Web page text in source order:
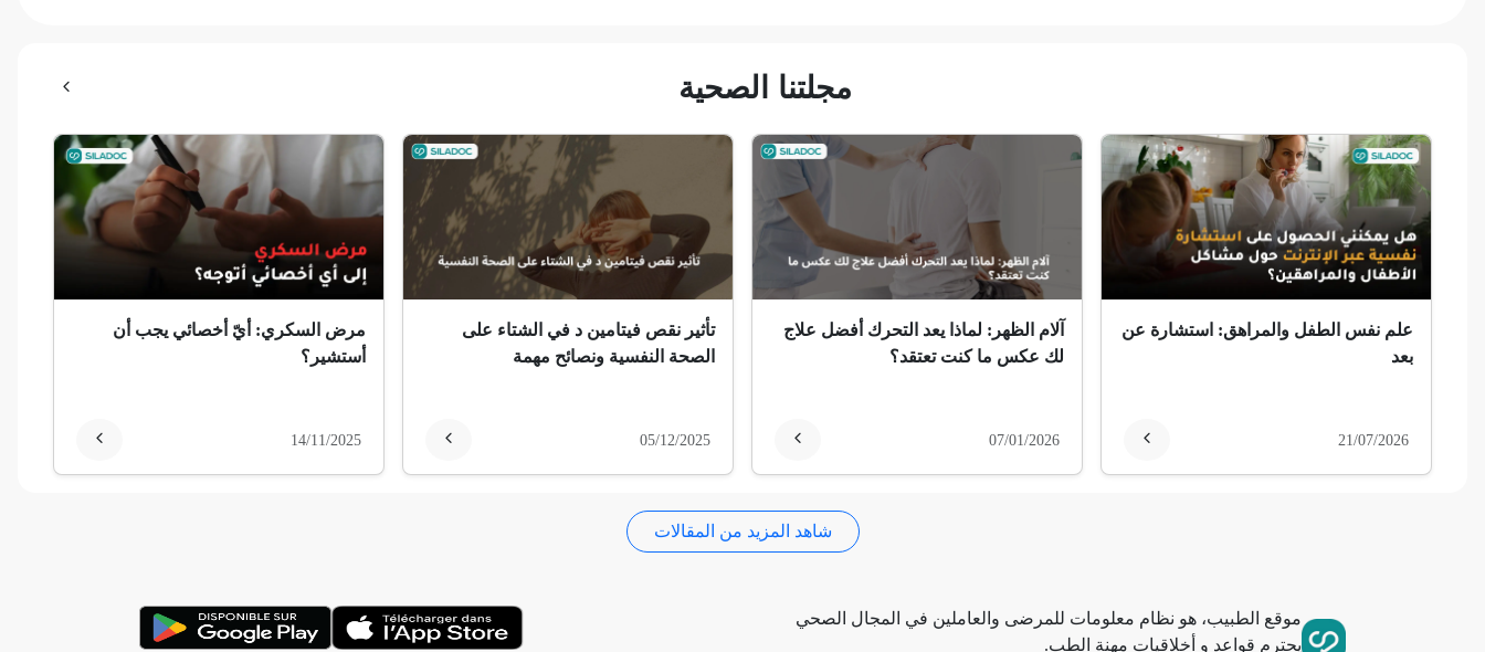
ضمور الألم
ضمور عصبي ألمي
ثعلبة
استسقاء عام
مجلتنا الصحية
علم نفس الطفل والمراهق: استشارة عن
بعد
21/07/2026
آلام الظهر: لماذا يعد التحرك أفضل علاج
لك عكس ما كنت تعتقد؟
07/01/2026
تأثير نقص فيتامين د في الشتاء على
الصحة النفسية ونصائح مهمة
05/12/2025
مرض السكري: أيّ أخصائي يجب أن
أستشير؟
14/11/2025
شاهد المزيد من المقالات
موقع الطبيب، هو نظام معلومات للمرضى والعاملين في المجال الصحي
يحترم قواعد و أخلاقيات مهنة الطب.